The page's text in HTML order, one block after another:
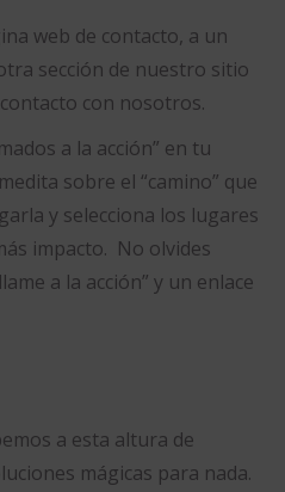
web de contacto, a un
sección de nuestro sitio
con nosotros.
a la acción” en tu
sobre el “camino” que
y selecciona los lugares
impacto. No olvides
a la acción” y un enlace
a esta altura de
mágicas para nada.